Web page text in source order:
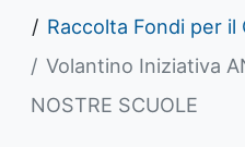
Raccolta Fondi per
Volantino Iniziativa
NOSTRE SCUOLE